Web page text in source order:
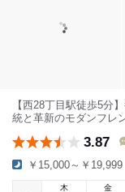
【西28丁目駅徒歩5分
統と革新のモダンフレ
3.87
￥15,000～￥19,999
木
金